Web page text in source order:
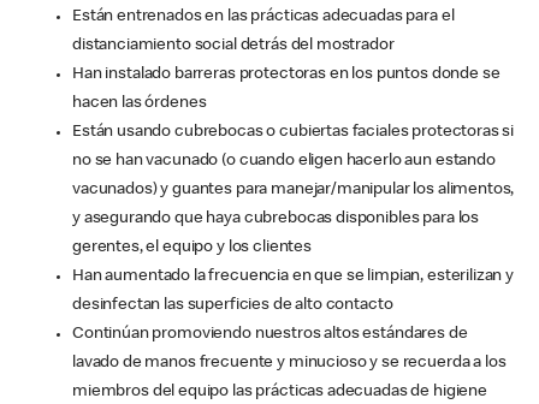
Están entrenados en las prácticas adecuadas para el
distanciamiento social detrás del mostrador
Han instalado barreras protectoras en los puntos donde se
hacen las órdenes
Están usando cubrebocas o cubiertas faciales protectoras si
no se han vacunado (o cuando eligen hacerlo aun estando
vacunados) y guantes para manejar/manipular los alimentos,
y asegurando que haya cubrebocas disponibles para los
gerentes, el equipo y los clientes
Han aumentado la frecuencia en que se limpian, esterilizan y
desinfectan las superficies de alto contacto
Continúan promoviendo nuestros altos estándares de
lavado de manos frecuente y minucioso y se recuerda a los
miembros del equipo las prácticas adecuadas de higiene